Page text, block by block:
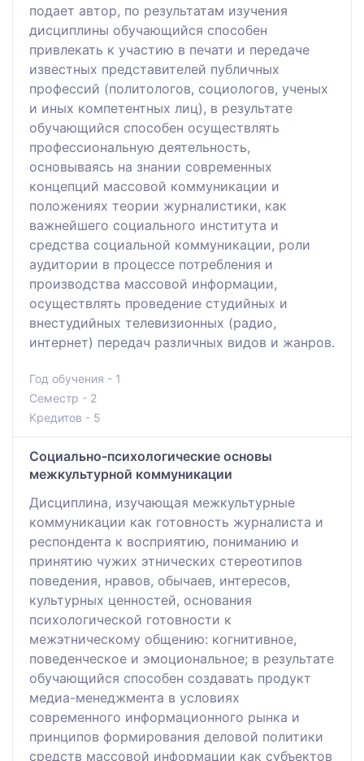
подает автор, по результатам изучения
дисциплины обучающийся способен
привлекать к участию в печати и передаче
известных представителей публичных
профессий (политологов, социологов, ученых
и иных компетентных лиц), в результате
обучающийся способен осуществлять
профессиональную деятельность,
основываясь на знании современных
концепций массовой коммуникации и
положениях теории журналистики, как
важнейшего социального института и
средства социальной коммуникации, роли
аудитории в процессе потребления и
производства массовой информации,
осуществлять проведение студийных и
внестудийных телевизионных (радио,
интернет) передач различных видов и жанров.
Год обучения - 1
Семестр - 2
Кредитов - 5
Социально-психологические основы
межкультурной коммуникации
Дисциплина, изучающая межкультурные
коммуникации как готовность журналиста и
респондента к восприятию, пониманию и
принятию чужих этнических стереотипов
поведения, нравов, обычаев, интересов,
культурных ценностей, основания
психологической готовности к
межэтническому общению: когнитивное,
поведенческое и эмоциональное; в результате
обучающийся способен создавать продукт
медиа-менеджмента в условиях
современного информационного рынка и
принципов формирования деловой политики
средств массовой информации как субъектов